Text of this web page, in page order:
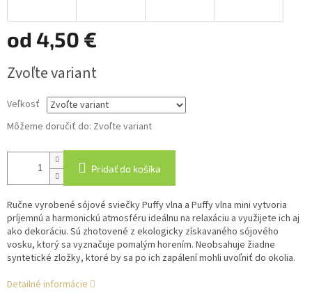
od 4,50 €
cena:
Zvoľte variant
Veľkosť
Môžeme doručiť do: Zvoľte variant
Pridať do košíka
Ručne vyrobené sójové sviečky Puffy vlna a Puffy vlna mini vytvoria
príjemnú a harmonickú atmosféru ideálnu na relaxáciu a využijete ich aj
ako dekoráciu. Sú zhotovené z ekologicky získavaného sójového
vosku, ktorý sa vyznačuje pomalým horením. Neobsahuje žiadne
syntetické zložky, ktoré by sa po ich zapálení mohli uvoľniť do okolia.
Detailné informácie